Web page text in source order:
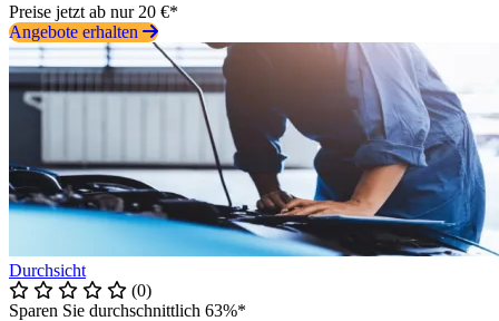
Preise jetzt ab nur 20 €*
Angebote erhalten
Durchsicht
(0)
Sparen Sie durchschnittlich 63%*